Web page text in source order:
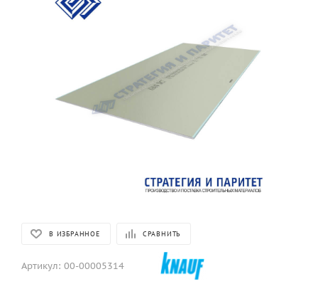
В ИЗБРАННОЕ СРАВНИТЬ
Артикул: 00-00005314